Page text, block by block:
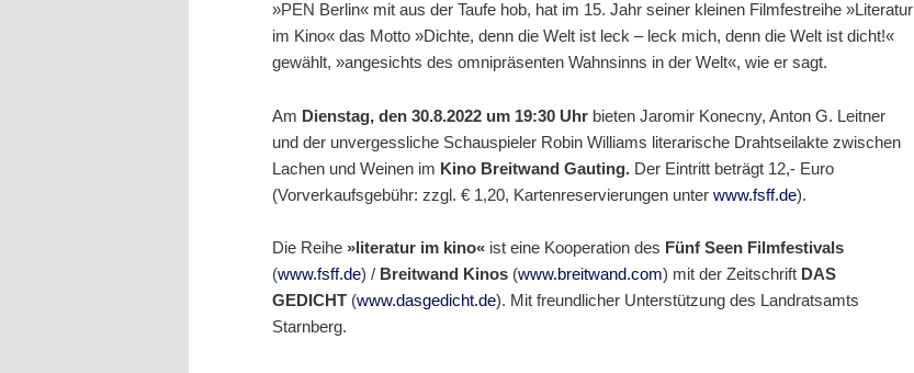
»PEN Berlin« mit aus der Taufe hob, hat im 15. Jahr seiner kleinen Filmfestreihe »Literatur
im Kino« das Motto »Dichte, denn die Welt ist leck – leck mich, denn die Welt ist dicht!«
gewählt, »angesichts des omnipräsenten Wahnsinns in der Welt«, wie er sagt.
Am Dienstag, den 30.8.2022 um 19:30 Uhr bieten Jaromir Konecny, Anton G. Leitner
und der unvergessliche Schauspieler Robin Williams literarische Drahtseilakte zwischen
Lachen und Weinen im Kino Breitwand Gauting. Der Eintritt beträgt 12,- Euro
(Vorverkaufsgebühr: zzgl. € 1,20, Kartenreservierungen unter www.fsff.de).
Die Reihe »literatur im kino« ist eine Kooperation des Fünf Seen Filmfestivals
(www.fsff.de) / Breitwand Kinos (www.breitwand.com) mit der Zeitschrift DAS
GEDICHT (www.dasgedicht.de). Mit freundlicher Unterstützung des Landratsamts
Starnberg.